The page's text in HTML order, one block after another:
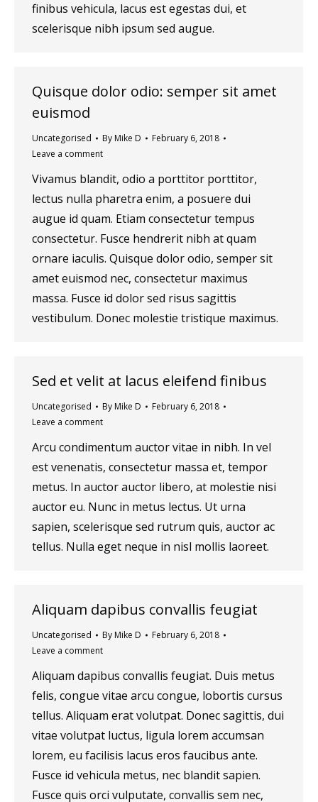
finibus vehicula, lacus est egestas dui, et
scelerisque nibh ipsum sed augue.
Quisque dolor odio: semper sit amet
euismod
Uncategorised By Mike D
February 6, 2018
Leave a comment
Vivamus blandit, odio a porttitor porttitor,
lectus nulla pharetra enim, a posuere dui
augue id quam. Etiam consectetur tempus
consectetur. Fusce hendrerit nibh at quam
ornare iaculis. Quisque dolor odio, semper sit
amet euismod nec, consectetur maximus
massa. Fusce id dolor sed risus sagittis
vestibulum. Donec molestie tristique maximus.
Sed et velit at lacus eleifend finibus
Uncategorised By Mike D
February 6, 2018
Leave a comment
Arcu condimentum auctor vitae in nibh. In vel
est venenatis, consectetur massa et, tempor
metus. In auctor auctor libero, at molestie nisi
auctor eu. Nunc in metus lectus. Ut urna
sapien, scelerisque sed rutrum quis, auctor ac
tellus. Nulla eget neque in nisl mollis laoreet.
Aliquam dapibus convallis feugiat
Uncategorised By Mike D
February 6, 2018
Leave a comment
Aliquam dapibus convallis feugiat. Duis metus
felis, congue vitae arcu congue, lobortis cursus
tellus. Aliquam erat volutpat. Donec sagittis, dui
vitae volutpat luctus, ligula lorem accumsan
lorem, eu facilisis lacus eros faucibus ante.
Fusce id vehicula metus, nec blandit sapien.
Fusce quis orci vulputate, convallis sem nec,